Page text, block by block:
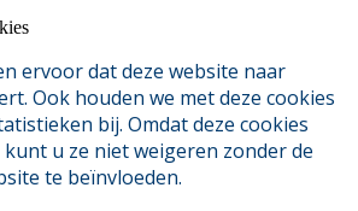
ervoor dat deze website naar
Ook houden we met deze cookies
bij. Omdat deze cookies
u ze niet weigeren zonder de
te beïnvloeden.